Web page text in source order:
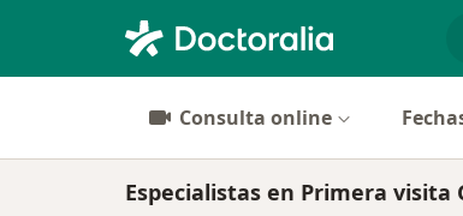
Consulta online
Especialistas en Primera visita